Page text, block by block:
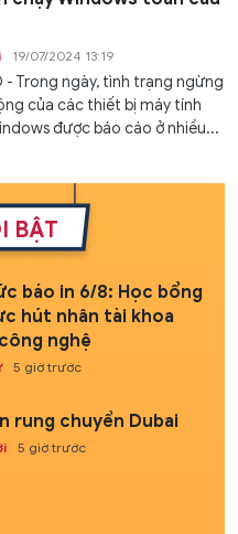
19/07/2024 13:19
- Trong ngày, tình trạng ngừng
của các thiết bị máy tính
được báo cáo ở nhiều...
BẬT
báo in 6/8: Học bổng
hút nhân tài khoa
nghệ
5 giờ trước
rung chuyển Dubai
5 giờ trước